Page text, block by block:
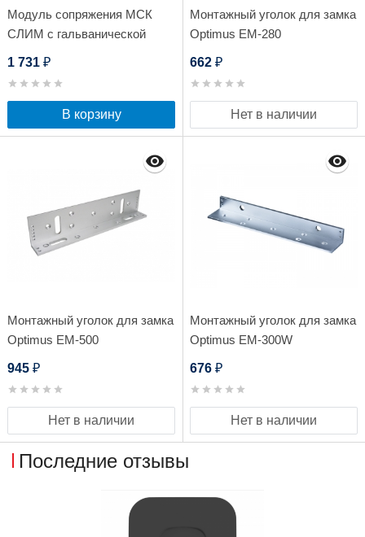
Модуль сопряжения МСК
СЛИМ с гальванической
1 731 ₽
В корзину
Монтажный уголок для замка
Optimus EM-280
662 ₽
Нет в наличии
Монтажный уголок для замка
Optimus EM-500
945 ₽
Нет в наличии
Монтажный уголок для замка
Optimus EM-300W
676 ₽
Нет в наличии
Последние отзывы